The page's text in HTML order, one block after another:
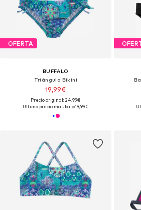
OFERTA
BUFFALO
Triángulo Bikini
19,99€
Precio original: 24,99€
Último precio más bajo:19,99€